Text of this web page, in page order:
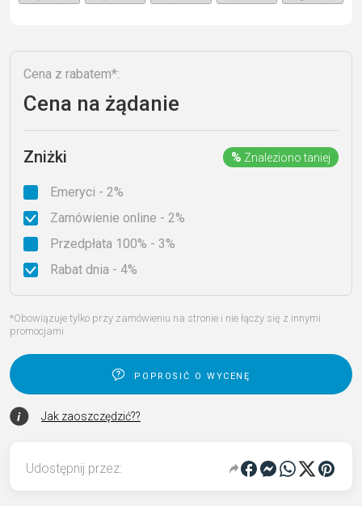
Cena z rabatem*:
Cena na żądanie
Zniżki % Znaleziono taniej
Emeryci - 2%
Zamówienie online - 2%
Przedpłata 100% - 3%
Rabat dnia - 4%
*Obowiązuje tylko przy zamówieniu na stronie i nie łączy się z innymi
promocjami
poprosić o wycenę
Jak zaoszczędzić??
Udostępnij przez: